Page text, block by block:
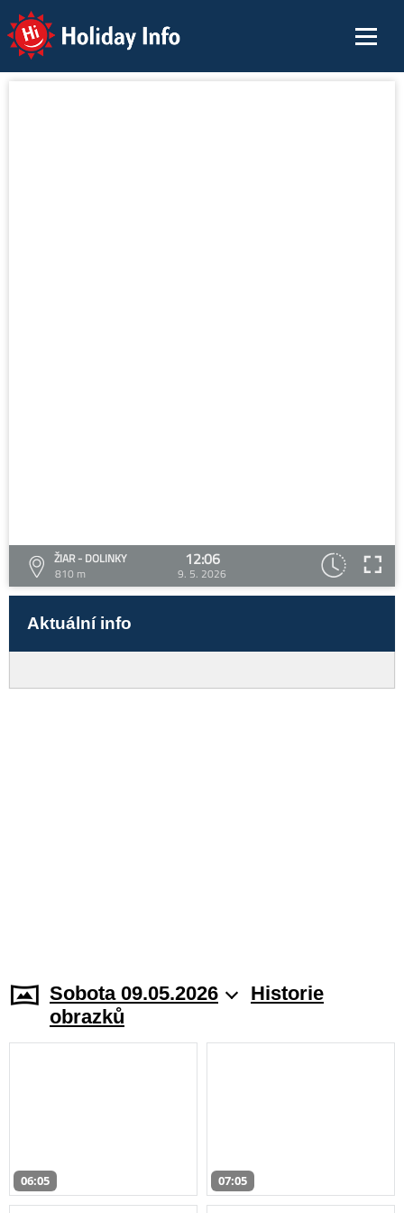
Holiday Info
ŽIAR - DOLINKY
810 m
12:06
9. 5. 2026
Aktuální info
Sobota 09.05.2026
Historie
obrazků
06:05 07:05